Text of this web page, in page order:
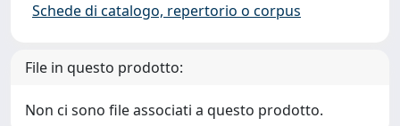
Schede di catalogo, repertorio o corpus
File in questo prodotto:
Non ci sono file associati a questo prodotto.